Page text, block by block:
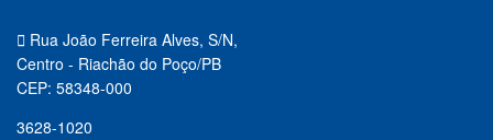
Rua João Ferreira Alves, S/N,
Centro - Riachão do Poço/PB
CEP: 58348-000
3628-1020